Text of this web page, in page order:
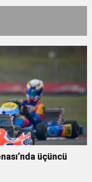
üçüncü